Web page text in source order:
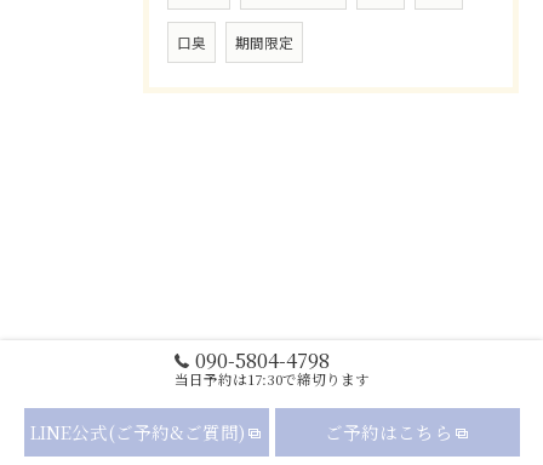
口臭 期間限定
090-5804-4798
当日予約は17:30で締切ります
LINE公式(ご予約&ご質問) ご予約はこちら